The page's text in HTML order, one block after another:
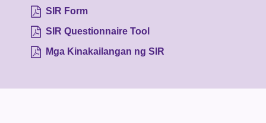
SIR Form
SIR Questionnaire Tool
Mga Kinakailangan ng SIR